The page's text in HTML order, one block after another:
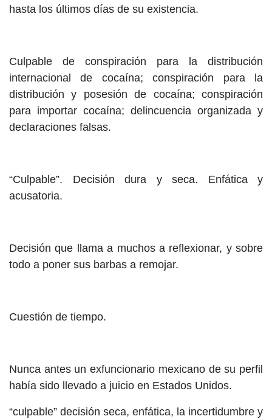
hasta los últimos días de su existencia.
Culpable de conspiración para la distribución
internacional de cocaína; conspiración para la
distribución y posesión de cocaína; conspiración
para importar cocaína; delincuencia organizada y
declaraciones falsas.
“Culpable”. Decisión dura y seca. Enfática y
acusatoria.
Decisión que llama a muchos a reflexionar, y sobre
todo a poner sus barbas a remojar.
Cuestión de tiempo.
Nunca antes un exfuncionario mexicano de su perfil
había sido llevado a juicio en Estados Unidos.
“culpable” decisión seca, enfática, la incertidumbre y